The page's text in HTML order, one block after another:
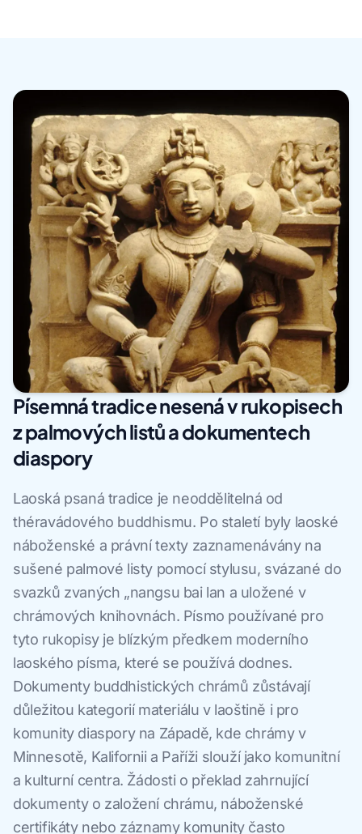
Písemná tradice nesená v rukopisech
z palmových listů a dokumentech
diaspory
Laoská psaná tradice je neoddělitelná od
théravádového buddhismu. Po staletí byly laoské
náboženské a právní texty zaznamenávány na
sušené palmové listy pomocí stylusu, svázané do
svazků zvaných „nangsu bai lan a uložené v
chrámových knihovnách. Písmo používané pro
tyto rukopisy je blízkým předkem moderního
laoského písma, které se používá dodnes.
Dokumenty buddhistických chrámů zůstávají
důležitou kategorií materiálu v laoštině i pro
komunity diaspory na Západě, kde chrámy v
Minnesotě, Kalifornii a Paříži slouží jako komunitní
a kulturní centra. Žádosti o překlad zahrnující
dokumenty o založení chrámu, náboženské
certifikáty nebo záznamy komunity často